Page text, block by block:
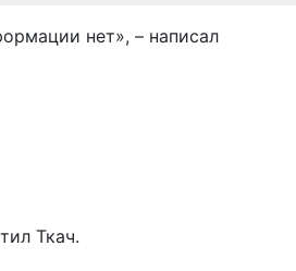
нет», – написал
Ткач.